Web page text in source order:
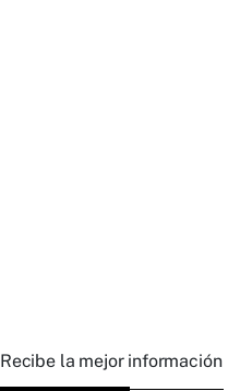
Recibe la mejor información